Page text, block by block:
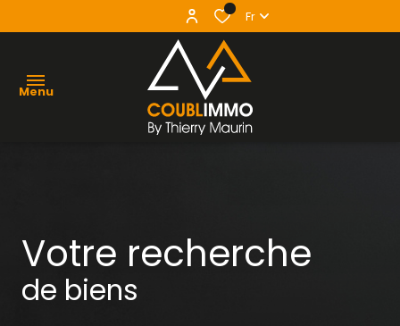
Fr
Menu
vendre
louer
Votre recherche
de biens